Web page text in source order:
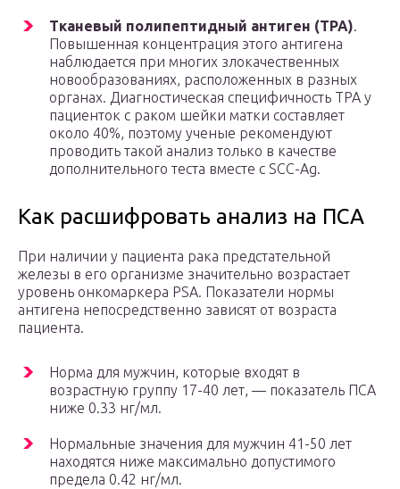
Тканевый полипептидный антиген (ТРА).
Повышенная концентрация этого антигена
наблюдается при многих злокачественных
новообразованиях, расположенных в разных
органах. Диагностическая специфичность TPA у
пациенток с раком шейки матки составляет
около 40%, поэтому ученые рекомендуют
проводить такой анализ только в качестве
дополнительного теста вместе с SCC-Ag.
Как расшифровать анализ на ПСА
При наличии у пациента рака предстательной
железы в его организме значительно возрастает
уровень онкомаркера PSA. Показатели нормы
антигена непосредственно зависят от возраста
пациента.
Норма для мужчин, которые входят в
возрастную группу 17-40 лет, — показатель ПСА
ниже 0.33 нг/мл.
Нормальные значения для мужчин 41-50 лет
находятся ниже максимально допустимого
предела 0.42 нг/мл.